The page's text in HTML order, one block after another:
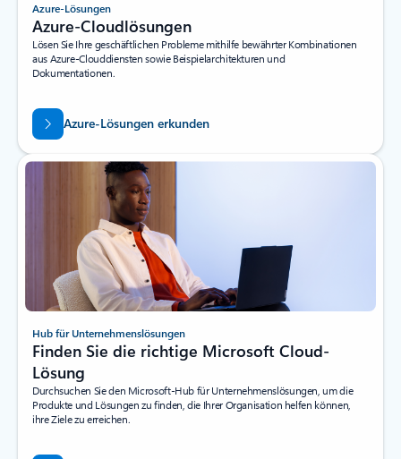
Azure-Lösungen
Azure-Cloudlösungen
Lösen Sie Ihre geschäftlichen Probleme mithilfe bewährter Kombinationen
aus Azure-Clouddiensten sowie Beispielarchitekturen und
Dokumentationen.
Azure-Lösungen erkunden
Hub für Unternehmenslösungen
Finden Sie die richtige Microsoft Cloud-
Lösung
Durchsuchen Sie den Microsoft-Hub für Unternehmenslösungen, um die
Produkte und Lösungen zu finden, die Ihrer Organisation helfen können,
ihre Ziele zu erreichen.